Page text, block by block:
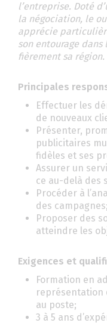
l’entreprise. Doté
la négociation, le
apprécie
son entourage
fièrement sa région.
Principales
Effectuer les
de nouveaux
Présenter,
publicitaires
fidèles et ses
Assurer un
ce au-delà des
Procéder à
des campagnes;
Proposer des
atteindre les
Exigences et
Formation en
représentation
au poste;
3 à 5 ans